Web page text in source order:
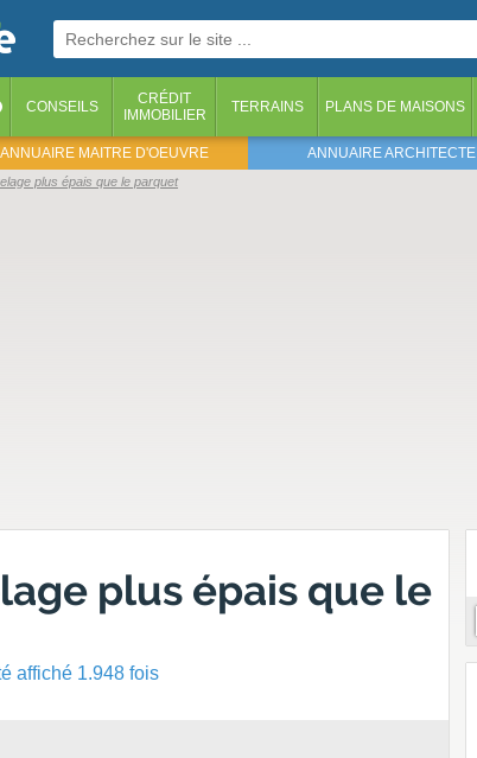
CONSEILS
CRÉDIT
IMMOBILIER
TERRAINS PLANS DE MAISONS
ANNUAIRE MAITRE D'OEUVRE ANNUAIRE ARCHITECTE
plus épais que le parquet
plus épais que le
affiché 1.948 fois